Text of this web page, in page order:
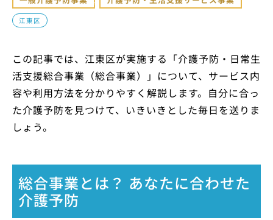
江東区
この記事では、江東区が実施する「介護予防・日常生
活支援総合事業（総合事業）」について、サービス内
容や利用方法を分かりやすく解説します。自分に合っ
た介護予防を見つけて、いきいきとした毎日を送りま
しょう。
総合事業とは？ あなたに合わせた
介護予防